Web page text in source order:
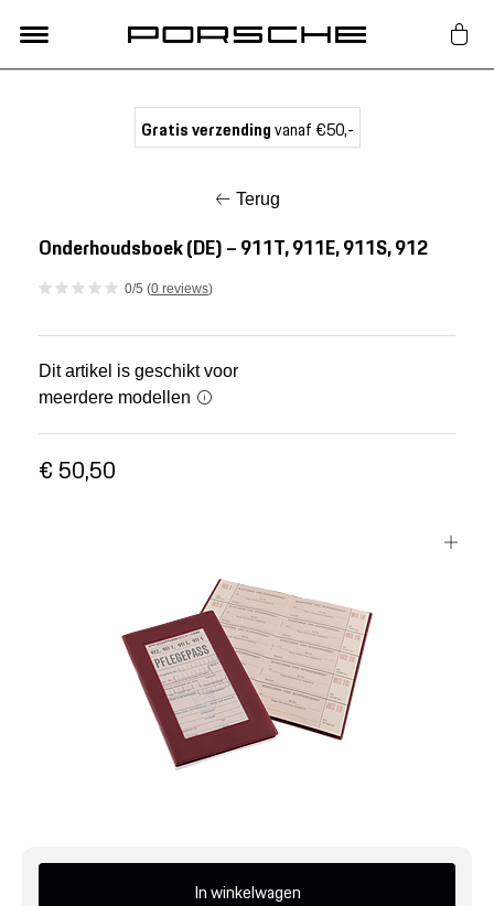
Nieuw
Acties
Porsche finder
Meer Porsche
Porsche informatie
Gratis verzendingvanaf €50,-
Terug
Onderhoudsboek (DE) – 911T, 911E, 911S, 912
0/5 (0 reviews)
Dit artikel is geschikt voor
meerdere modellen
€ 50,50
In winkelwagen